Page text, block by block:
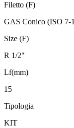
Filetto (F)
GAS Conico (ISO 7-
Size (F)
R 1/2"
Lf(mm)
15
Tipologia
KIT